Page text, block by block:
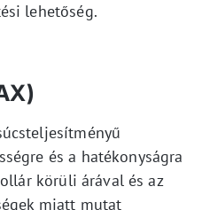
lehetőség.
és a hatékonyságra
körüli árával és az
miatt mutat